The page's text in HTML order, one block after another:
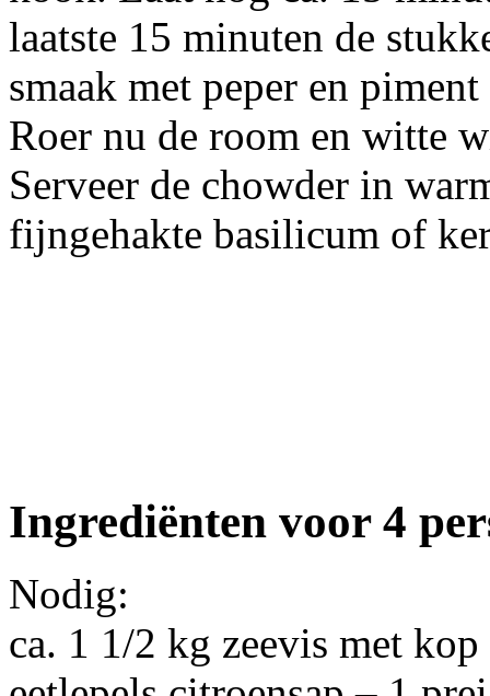
laatste 15 minuten de
smaak met peper en
Roer nu de room en witte
Serveer de chowder in
fijngehakte basilicum of
Ingrediënten voor 4
Nodig:
ca. 1 1/2 kg zeevis met